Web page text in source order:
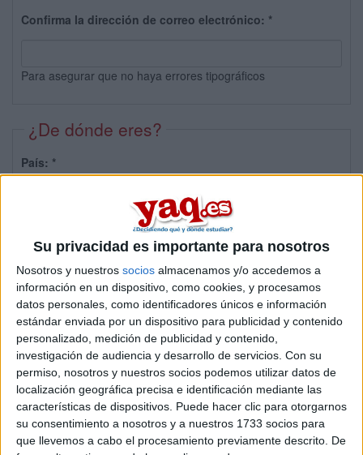
Su privacidad es importante para nosotros
Nosotros y nuestros socios almacenamos y/o accedemos a
información en un dispositivo, como cookies, y procesamos
datos personales, como identificadores únicos e información
estándar enviada por un dispositivo para publicidad y contenido
personalizado, medición de publicidad y contenido,
investigación de audiencia y desarrollo de servicios. Con su
permiso, nosotros y nuestros socios podemos utilizar datos de
localización geográfica precisa e identificación mediante las
características de dispositivos. Puede hacer clic para otorgarnos
su consentimiento a nosotros y a nuestros 1733 socios para
que llevemos a cabo el procesamiento previamente descrito. De
Confirma la dirección de correo electrónico: *
Para asegurar que no haya errores tipográficos
¿De dónde eres?
País: *
Sobre ti
Soy:*
Chico
Chica
¿En qué año terminas (o terminaste) bachillerato o FP?